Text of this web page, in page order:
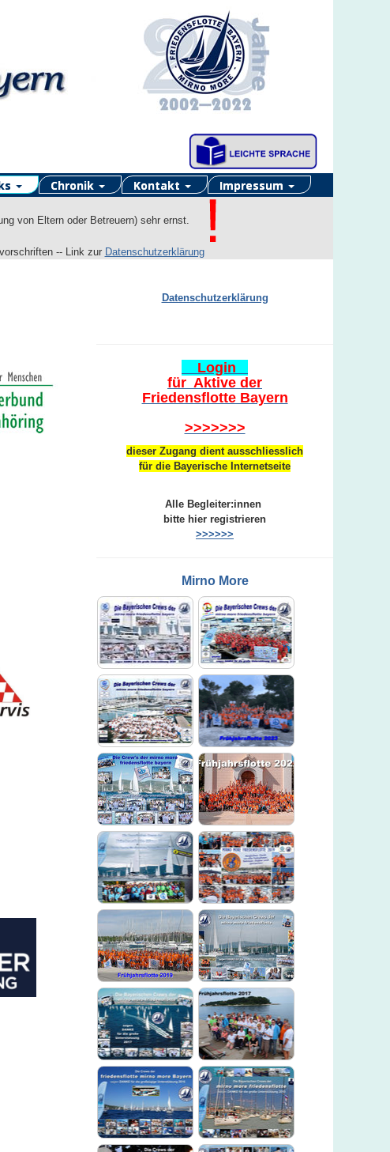
Chronik Kontakt Impressum
von Eltern oder Betreuern) sehr ernst.
-- Link zur Datenschutzerklärung
Datenschutzerklärung
Login
für Aktive der
Friedensflotte Bayern
>>>>>>>
dieser Zugang dient ausschliesslich
für die Bayerische Internetseite
Alle Begleiter:innen
bitte hier registrieren
>>>>>>
Mirno More